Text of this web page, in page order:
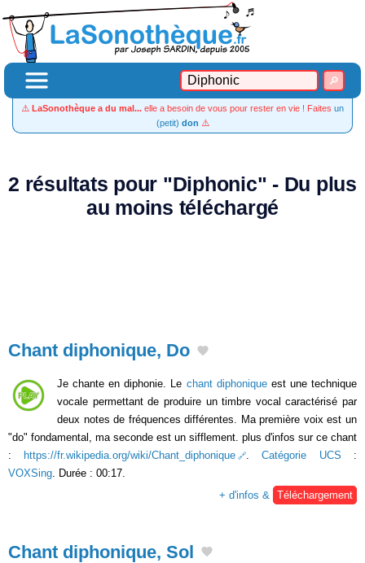
⚠️ LaSonothèque a du mal... elle a besoin de vous pour rester en vie ! Faites un
(petit) don ⚠️
2 résultats pour "Diphonic" - Du plus
au moins téléchargé
Chant diphonique, Do
Je chante en diphonie. Le chant diphoniqueest une technique
vocale permettant de produire un timbre vocal caractérisé par
deux notes de fréquences différentes. Ma première voix est un
"do" fondamental, ma seconde est un sifflement. plus d'infos sur ce chant
: https://fr.wikipedia.org/wiki/Chant_diphonique .Catégorie UCS :
VOXSing . Durée : 00:17.
+ d'infos &
Téléchargement
Chant diphonique, Sol